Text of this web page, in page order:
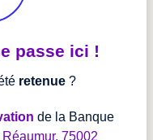
passe ici !
retenue?
de la Banque
Réaumur, 75002